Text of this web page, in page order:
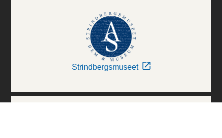
Strindbergsmuseet